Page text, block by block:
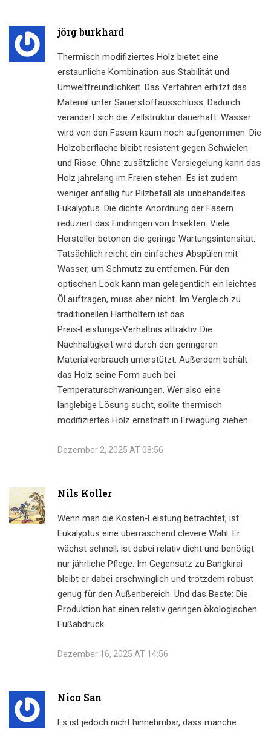
jörg burkhard
Thermisch modifiziertes Holz bietet eine
erstaunliche Kombination aus Stabilität und
Umweltfreundlichkeit. Das Verfahren erhitzt das
Material unter Sauerstoffausschluss. Dadurch
verändert sich die Zellstruktur dauerhaft. Wasser
wird von den Fasern kaum noch aufgenommen. Die
Holzoberfläche bleibt resistent gegen Schwielen
und Risse. Ohne zusätzliche Versiegelung kann das
Holz jahrelang im Freien stehen. Es ist zudem
weniger anfällig für Pilzbefall als unbehandeltes
Eukalyptus. Die dichte Anordnung der Fasern
reduziert das Eindringen von Insekten. Viele
Hersteller betonen die geringe Wartungsintensität.
Tatsächlich reicht ein einfaches Abspülen mit
Wasser, um Schmutz zu entfernen. Für den
optischen Look kann man gelegentlich ein leichtes
Öl auftragen, muss aber nicht. Im Vergleich zu
traditionellen Harthöltern ist das
Preis‑Leistungs‑Verhältnis attraktiv. Die
Nachhaltigkeit wird durch den geringeren
Materialverbrauch unterstützt. Außerdem behält
das Holz seine Form auch bei
Temperaturschwankungen. Wer also eine
langlebige Lösung sucht, sollte thermisch
modifiziertes Holz ernsthaft in Erwägung ziehen.
Dezember 2, 2025 AT 08:56
Nils Koller
Wenn man die Kosten‑Leistung betrachtet, ist
Eukalyptus eine überraschend clevere Wahl. Er
wächst schnell, ist dabei relativ dicht und benötigt
nur jährliche Pflege. Im Gegensatz zu Bangkirai
bleibt er dabei erschwinglich und trotzdem robust
genug für den Außenbereich. Und das Beste: Die
Produktion hat einen relativ geringen ökologischen
Fußabdruck.
Dezember 16, 2025 AT 14:56
Nico San
Es ist jedoch nicht hinnehmbar, dass manche